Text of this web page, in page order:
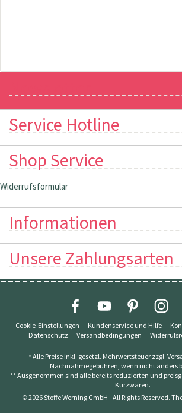
Service Hotline
Shop Service
Widerrufsformular
Informationen
Unsere Zahlungsarten
Cookie-Einstellungen Kundenservice und Hilfe
Datenschutz
Versandbedingungen
* Alle Preise inkl. gesetzl. Mehrwertsteuer zzgl.
Nachnahmegebühren, wenn nicht anders
** Ausgenommen sind alle bereits reduzierten und
Kurzwaren.
© 2026 Stoffe Werning GmbH - All Rights Reserved.